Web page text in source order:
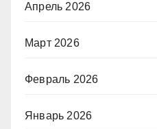
Апрель 2026
Март 2026
Февраль 2026
Январь 2026